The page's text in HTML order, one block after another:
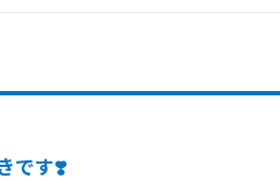
です❣️